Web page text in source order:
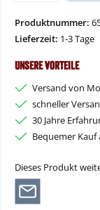
Produktnummer:
Lieferzeit: 1-3 Tage
Unsere Vorteile
Versand von
schneller
30 Jahre
Bequemer Kauf
Dieses Produkt